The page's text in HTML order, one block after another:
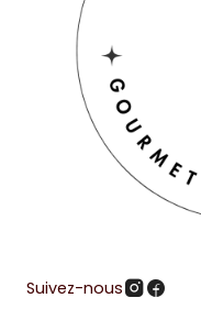
Suivez-nous